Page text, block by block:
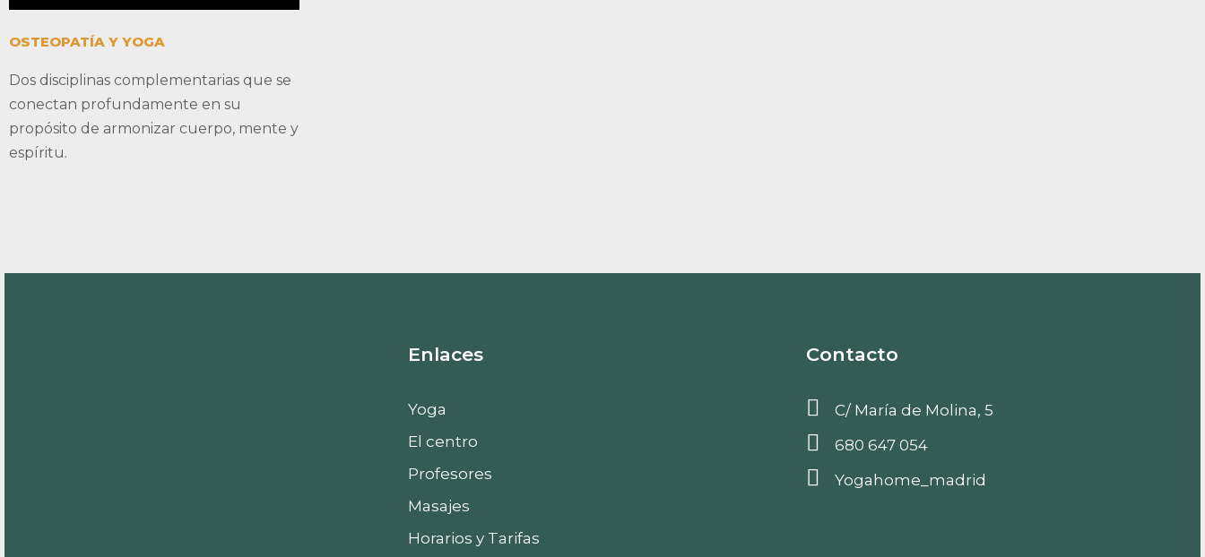
OSTEOPATÍA Y YOGA
Dos disciplinas complementarias que se
conectan profundamente en su
propósito de armonizar cuerpo, mente y
espíritu.
Enlaces
Yoga
El centro
Profesores
Masajes
Horarios y Tarifas
Contacto
C/ María de Molina, 5
680 647 054
Yogahome_madrid